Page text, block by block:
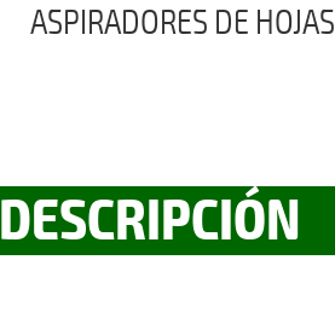
ASPIRADORES DE HOJAS
DESCRIPCIÓN